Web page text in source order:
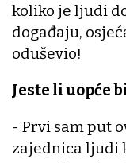
koliko je ljudi
događaju,
oduševio!
Jeste li uopće
- Prvi sam put
zajednica ljudi